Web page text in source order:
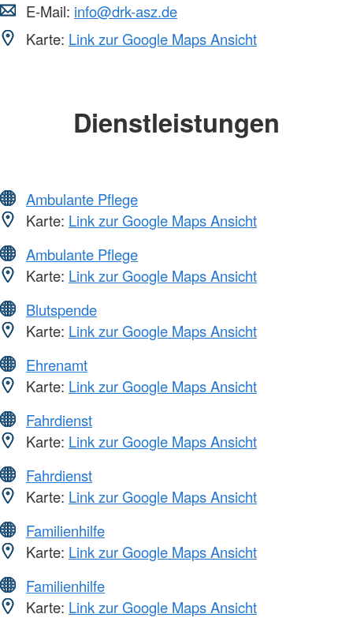
E-Mail: info@drk-asz.de
Karte: Link zur Google Maps Ansicht
Dienstleistungen
Ambulante Pflege
Karte: Link zur Google Maps Ansicht
Ambulante Pflege
Karte: Link zur Google Maps Ansicht
Blutspende
Karte: Link zur Google Maps Ansicht
Ehrenamt
Karte: Link zur Google Maps Ansicht
Fahrdienst
Karte: Link zur Google Maps Ansicht
Fahrdienst
Karte: Link zur Google Maps Ansicht
Familienhilfe
Karte: Link zur Google Maps Ansicht
Familienhilfe
Karte: Link zur Google Maps Ansicht